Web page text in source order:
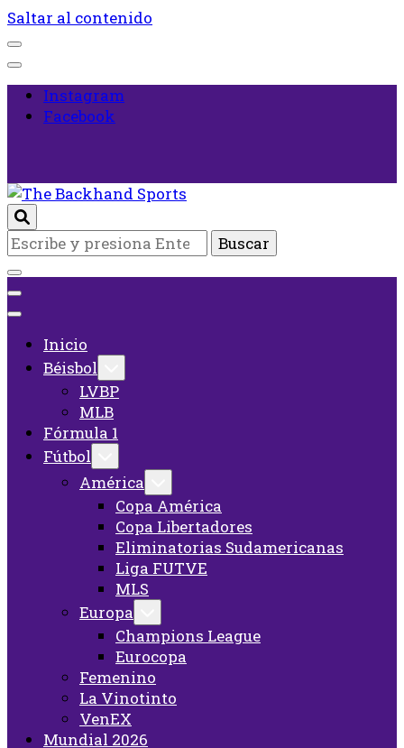
Saltar al contenido
Instagram
Facebook
The Backhand Sports
Inicio
¿Buscas
algo?
Inicio
Béisbol
LVBP
MLB
Fórmula 1
Fútbol
América
Copa América
Copa Libertadores
Eliminatorias Sudamericanas
Liga FUTVE
MLS
Europa
Champions League
Eurocopa
Femenino
La Vinotinto
VenEX
Mundial 2026